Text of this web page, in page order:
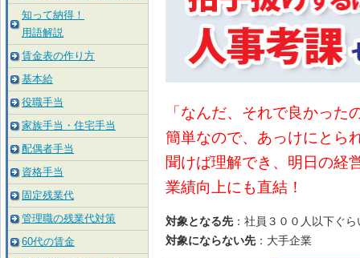
「なんだ、それで良かった
簡単なので、あっけにとら
聞けば理解でき、明日の経
業績向上にも直結！
対象となる先：社員３００人以下ぐ
対象にならない先：大手企業
知って納得！
用語解説
賃金表の作り方
基本給
役職手当
家族手当・住宅手当
配偶者手当
資格手当
固定残業代
管理職の残業代対策
60代の賃金